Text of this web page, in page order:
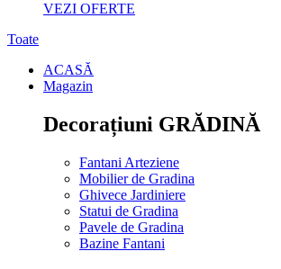
VEZI OFERTE
Toate
ACASĂ
Magazin
Decorațiuni GRĂDINĂ
Fantani Arteziene
Mobilier de Gradina
Ghivece Jardiniere
Statui de Gradina
Pavele de Gradina
Bazine Fantani